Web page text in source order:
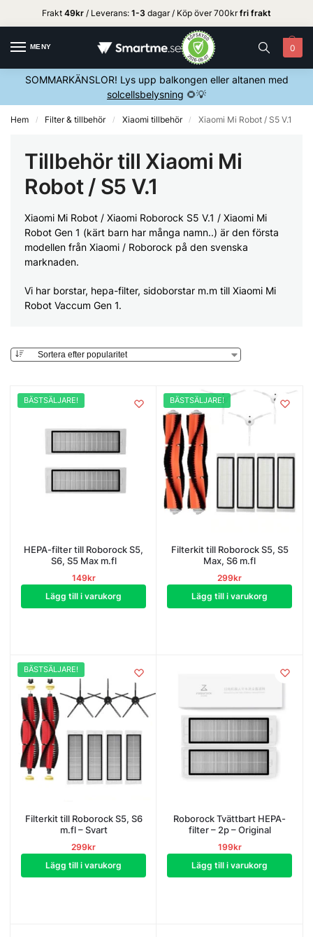
Frakt 49kr / Leverans: 1-3 dagar / Köp över 700krfri frakt
MENY 0
SOMMARKÄNSLOR! Lys upp balkongen eller altanen med
solcellsbelysning 🌻💡
Hem / Filter & tillbehör / Xiaomi tillbehör / Xiaomi Mi Robot / S5 V.1
Tillbehör till Xiaomi Mi
Robot / S5 V.1
Xiaomi Mi Robot / Xiaomi Roborock S5 V.1 / Xiaomi Mi
Robot Gen 1 (kärt barn har många namn..) är den första
modellen från Xiaomi / Roborock på den svenska
marknaden.
Vi har borstar, hepa-filter, sidoborstar m.m till Xiaomi Mi
Robot Vaccum Gen 1.
BÄSTSÄLJARE!
HEPA-filter till Roborock S5,
S6, S5 Max m.fl
149kr
Lägg till i varukorg
BÄSTSÄLJARE!
Filterkit till Roborock S5, S5
Max, S6 m.fl
299kr
Lägg till i varukorg
BÄSTSÄLJARE!
Filterkit till Roborock S5, S6
m.fl – Svart
299kr
Lägg till i varukorg
Roborock Tvättbart HEPA-
filter – 2p – Original
199kr
Lägg till i varukorg